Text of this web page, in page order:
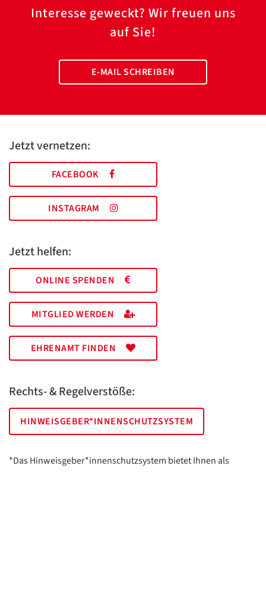
Interesse geweckt? Wir freuen uns
auf Sie!
E-MAIL SCHREIBEN
Jetzt vernetzen:
FACEBOOK
INSTAGRAM
Jetzt helfen:
ONLINE SPENDEN
MITGLIED WERDEN
EHRENAMT FINDEN
Rechts- & Regelverstöße:
HINWEISGEBER*INNENSCHUTZSYSTEM
*Das Hinweisgeber*innenschutzsystem bietet Ihnen als